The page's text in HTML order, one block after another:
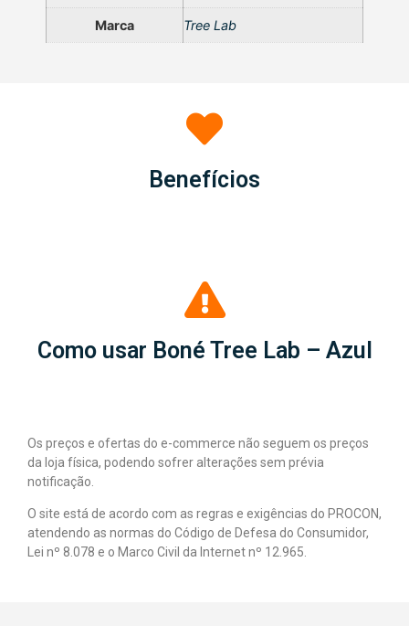
Marca Tree Lab
Benefícios
Como usar Boné Tree Lab – Azul
Os preços e ofertas do e-commerce não seguem os preços
da loja física, podendo sofrer alterações sem prévia
notificação.
O site está de acordo com as regras e exigências do PROCON,
atendendo as normas do Código de Defesa do Consumidor,
Lei nº 8.078 e o Marco Civil da Internet nº 12.965.